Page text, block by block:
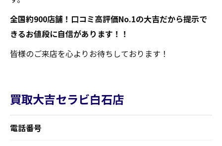
全国約900店舗！口コミ高評価No.1の大吉だから提示で
きるお値段に自信があります！！
皆様のご来店を心よりお待ちしております！
買取大吉セラビ白石店
電話番号